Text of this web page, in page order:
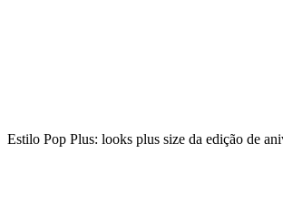
Estilo Pop Plus: looks plus size da edição de